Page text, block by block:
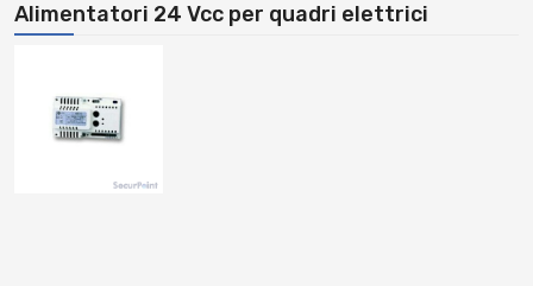
Alimentatori 24 Vcc per quadri elettrici